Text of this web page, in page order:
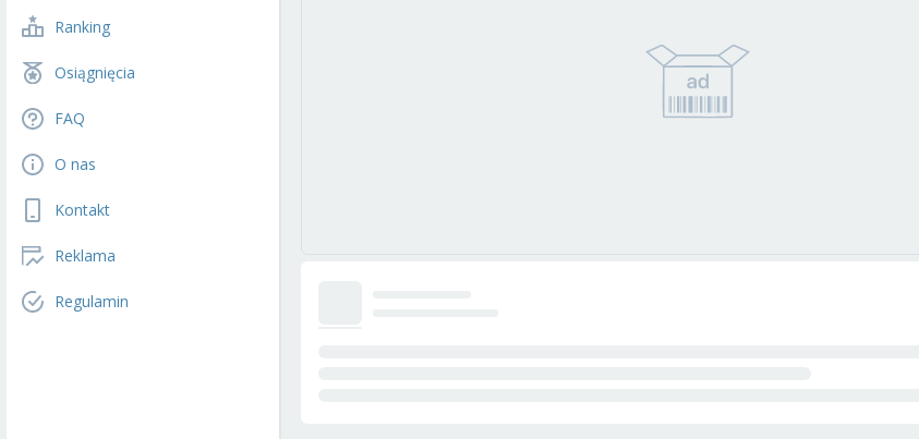
Ranking
Osiągnięcia
FAQ
O nas
Kontakt
Reklama
Regulamin